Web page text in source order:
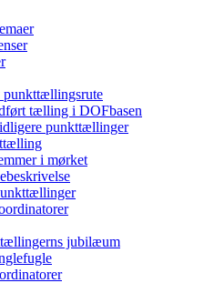
punkttællingsrute
tælling i DOFbasen
punkttællinger
i mørket
jubilæum